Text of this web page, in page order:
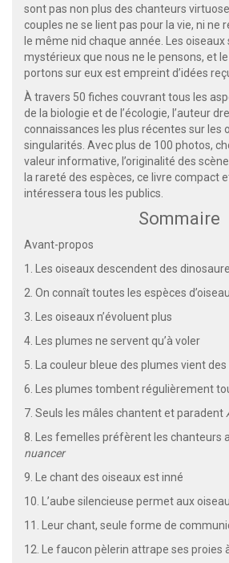
sont pas non plus des chanteurs
couples ne se lient pas pour la vie, ni
le même nid chaque année. Les oiseaux
mystérieux que nous ne le pensons, et
portons sur eux est empreint d’idées
À travers 50 fiches couvrant tous les
de la biologie et de l’écologie, l’auteur
connaissances les plus récentes sur les
singularités. Avec plus de 100 photos,
valeur informative, l’originalité des
la rareté des espèces, ce livre compact
intéressera tous les publics.
Sommaire
Avant-propos
1. Les oiseaux descendent des
2. On connaît toutes les espèces
3. Les oiseaux n’évoluent plus
4. Les plumes ne servent qu’à voler
5. La couleur bleue des plumes vient
6. Les plumes tombent régulièrement
7. Seuls les mâles chantent et paradent
8. Les femelles préfèrent les chanteurs
nuancer
9. Le chant des oiseaux est inné
10. L’aube silencieuse permet aux
11. Leur chant, seule forme de
12. Le faucon pèlerin attrape ses proies